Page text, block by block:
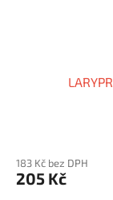
183 Kč bez DPH
205 Kč